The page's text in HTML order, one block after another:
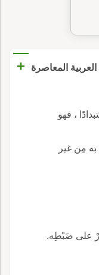
المعاصرة
+
، فهو
مِن غير
على ضَبْطِه.